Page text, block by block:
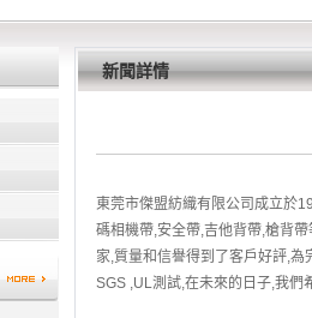
新聞詳情
東莞市傑盟紡織有限公司成立於
碼相機帶,安全帶,吉他背帶,槍背
家,質量和信譽得到了客戶好評,
SGS ,UL測試,在未來的日子,我們